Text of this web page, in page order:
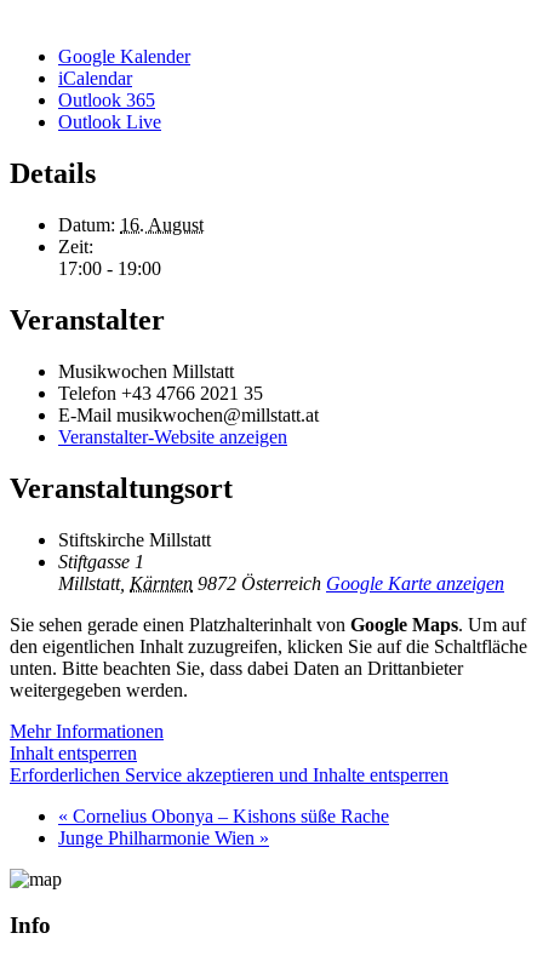
Google Kalender
iCalendar
Outlook 365
Outlook Live
Details
Datum: 16. August
Zeit:
17:00 - 19:00
Veranstalter
Musikwochen Millstatt
Telefon +43 4766 2021 35
E-Mail musikwochen@millstatt.at
Veranstalter-Website anzeigen
Veranstaltungsort
Stiftskirche Millstatt
Stiftgasse 1
Millstatt, Kärnten 9872 Österreich Google Karte anzeigen
Sie sehen gerade einen Platzhalterinhalt von Google Maps. Um auf
den eigentlichen Inhalt zuzugreifen, klicken Sie auf die Schaltfläche
unten. Bitte beachten Sie, dass dabei Daten an Drittanbieter
weitergegeben werden.
Mehr Informationen
Inhalt entsperren
Erforderlichen Service akzeptieren und Inhalte entsperren
« Cornelius Obonya – Kishons süße Rache
Junge Philharmonie Wien »
Info